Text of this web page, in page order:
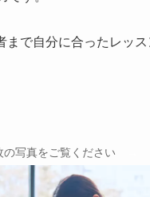
で自分に合ったレッス
の写真をご覧ください